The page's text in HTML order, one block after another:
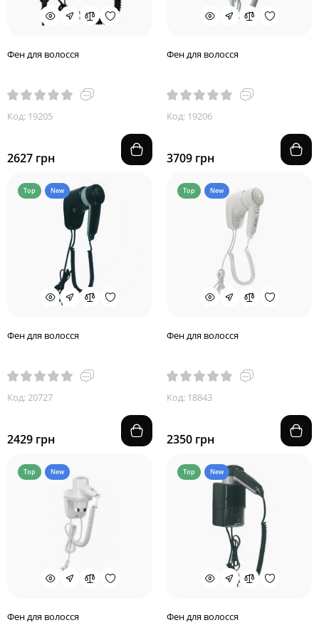
Фен для волосся
Код: 19205
2627 грн
Фен для волосся
Код: 19206
3709 грн
Top New
Фен для волосся
Код: 20727
2429 грн
Top New
Фен для волосся
Код: 18843
2350 грн
Top New
Фен для волосся
Top New
Фен для волосся